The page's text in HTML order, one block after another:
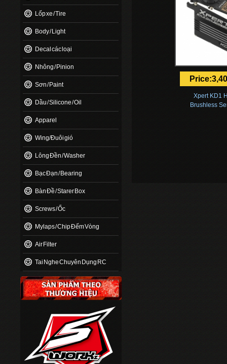
Lốp xe / Tire
Body / Light
Decal các loại
Nhông / Pinion
Sơn / Paint
Dầu / Silicone / Oil
Apparel
Wing/Đuôi gió
Lông Đền / Washer
Bạc Đạn / Bearing
Bàn Đề / Starer Box
Screws / Ốc
Mylaps / Chip Đếm Vòng
Air Filter
Tai Nghe Chuyên Dụng RC
Xpert KD1
Brushless